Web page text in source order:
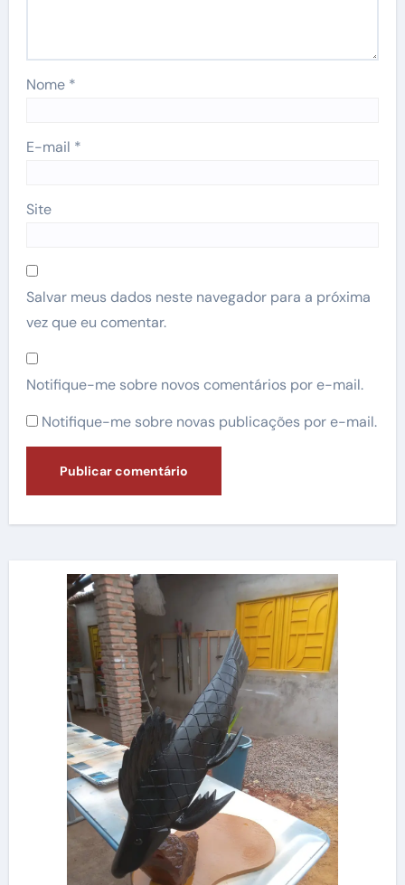
Nome *
E-mail *
Site
Salvar meus dados neste navegador para a próxima
vez que eu comentar.
Notifique-me sobre novos comentários por e-mail.
Notifique-me sobre novas publicações por e-mail.